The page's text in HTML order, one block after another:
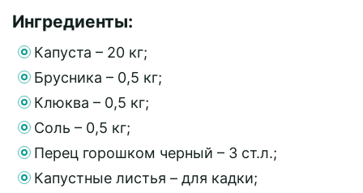
Ингредиенты:
Капуста – 20 кг;
Брусника – 0,5 кг;
Клюква – 0,5 кг;
Соль – 0,5 кг;
Перец горошком черный – 3 ст.л.;
Капустные листья – для кадки;